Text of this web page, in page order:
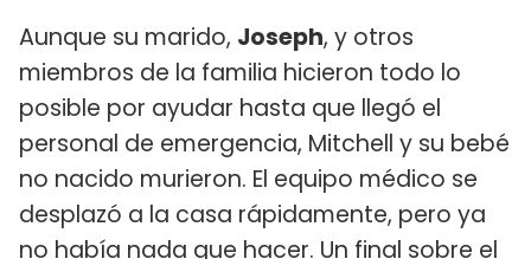
Aunque su marido, Joseph, y otros
miembros de la familia hicieron todo lo
posible por ayudar hasta que llegó el
personal de emergencia, Mitchell y su bebé
no nacido murieron. El equipo médico se
desplazó a la casa rápidamente, pero ya
no había nada que hacer. Un final sobre el